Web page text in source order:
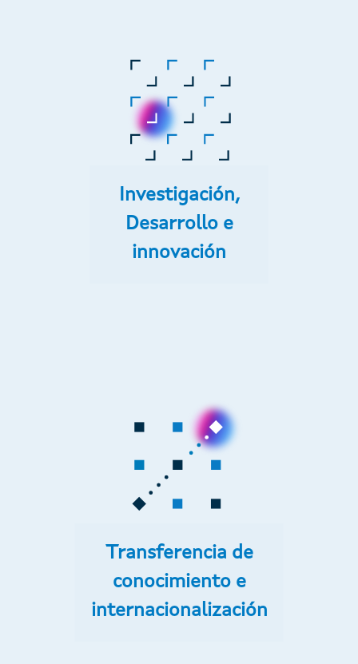
Investigación,
Desarrollo e
innovación
Transferencia de
conocimiento e
internacionalización